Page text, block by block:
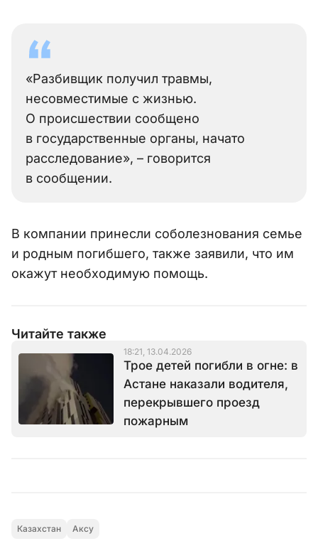
«Разбивщик получил травмы,
несовместимые с жизнью.
О происшествии сообщено
в государственные органы, начато
расследование», – говорится
в сообщении.
В компании принесли соболезнования семье
и родным погибшего, также заявили, что им
окажут необходимую помощь.
Читайте также
18:21, 13.04.2026
Трое детей погибли в огне: в
Астане наказали водителя,
перекрывшего проезд
пожарным
Казахстан Аксу